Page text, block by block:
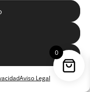
Aviso Legal
e
elevados de
boca, dolor de
0